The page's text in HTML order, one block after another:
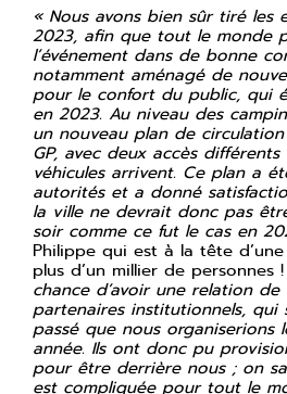
« Nous avons bien sûr tiré les
2023, afin que tout le monde
l’événement dans de bonne
notamment aménagé de
pour le confort du public, qui
en 2023. Au niveau des
un nouveau plan de circulation
GP, avec deux accès
véhicules arrivent. Ce plan a
autorités et a donné
la ville ne devrait donc pas
soir comme ce fut le cas en
Philippe qui est à la tête
plus d’un millier de personnes !
chance d’avoir une relation
partenaires institutionnels, qui
passé que nous organiserions
année. Ils ont donc pu
pour être derrière nous ; on
est compliquée pour tout le